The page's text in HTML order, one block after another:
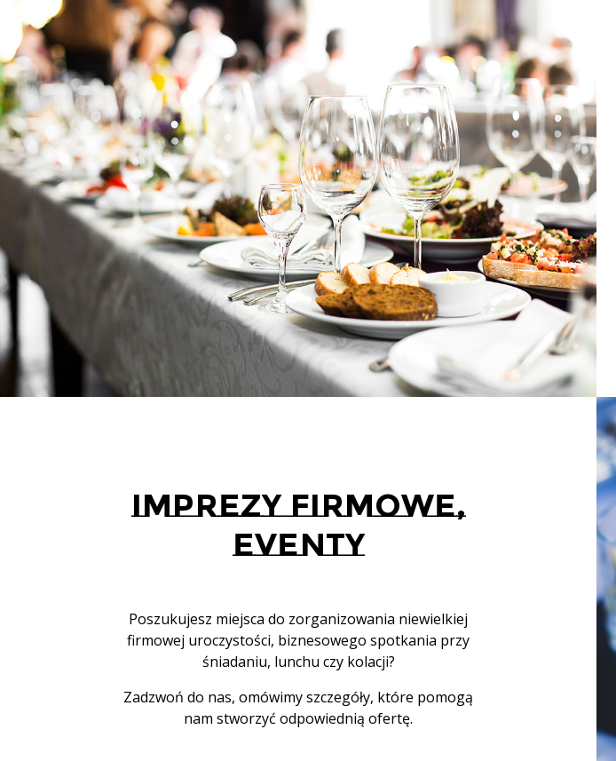
IMPREZY FIRMOWE,
EVENTY
Poszukujesz miejsca do zorganizowania niewielkiej
firmowej uroczystości, biznesowego spotkania przy
śniadaniu, lunchu czy kolacji?
Zadzwoń do nas, omówimy szczegóły, które pomogą
nam stworzyć odpowiednią ofertę.